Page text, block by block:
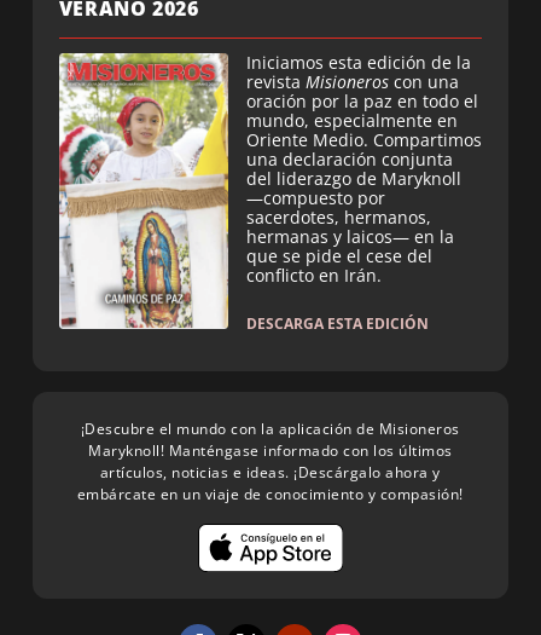
VERANO 2026
Iniciamos esta edición de la
revista Misioneros con una
oración por la paz en todo el
mundo, especialmente en
Oriente Medio. Compartimos
una declaración conjunta
del liderazgo de Maryknoll
—compuesto por
sacerdotes, hermanos,
hermanas y laicos— en la
que se pide el cese del
conflicto en Irán.
DESCARGA ESTA EDICIÓN
¡Descubre el mundo con la aplicación de Misioneros
Maryknoll! Manténgase informado con los últimos
artículos, noticias e ideas. ¡Descárgalo ahora y
embárcate en un viaje de conocimiento y compasión!